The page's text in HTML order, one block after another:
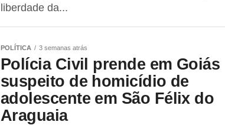
liberdade da...
POLÍTICA 3 semanas atrás
Polícia Civil prende em Goiás
suspeito de homicídio de
adolescente em São Félix do
Araguaia